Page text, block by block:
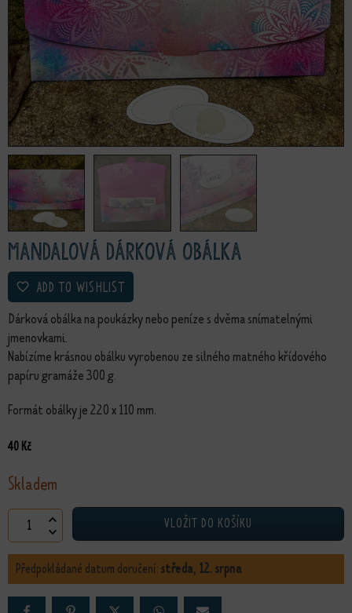
Mandalová dárková obálka
ADD TO WISHLIST
Dárková obálka na poukázky nebo peníze s dvěma snímatelnými
jmenovkami.
Nabízíme krásnou obálku vyrobenou ze silného matného křídového
papíru gramáže 300 g.
Formát obálky je 220 x 110 mm.
40 Kč
Skladem
Mandalová dárková obálka množstvíVLOŽIT DO KOŠÍKU
Předpokládané datum doručení:středa, 12. srpna